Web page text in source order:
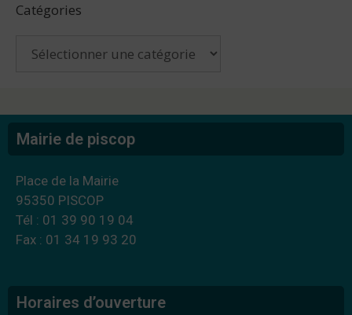
Catégories
Mairie de piscop
Place de la Mairie
95350 PISCOP
Tél : 01 39 90 19 04
Fax : 01 34 19 93 20
Horaires d’ouverture